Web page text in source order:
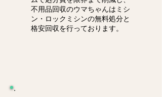
不用品回収のウマちゃんはミシ
ン・ロックミシンの無料処分と
格安回収を行っております。